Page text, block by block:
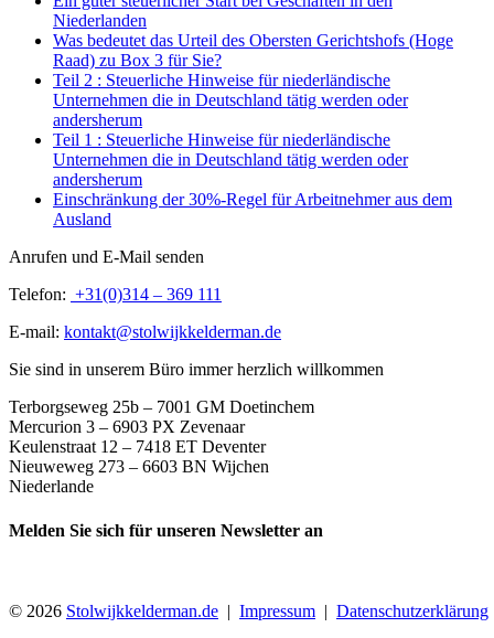
Niederlanden
Was bedeutet das Urteil des Obersten Gerichtshofs (Hoge
Raad) zu Box 3 für Sie?
Teil 2 : Steuerliche Hinweise für niederländische
Unternehmen die in Deutschland tätig werden oder
andersherum
Teil 1 : Steuerliche Hinweise für niederländische
Unternehmen die in Deutschland tätig werden oder
andersherum
Einschränkung der 30%-Regel für Arbeitnehmer aus dem
Ausland
Anrufen und E-Mail senden
Telefon: +31(0)314 – 369 111
E-mail: kontakt@stolwijkkelderman.de
Sie sind in unserem Büro immer herzlich willkommen
Terborgseweg 25b – 7001 GM Doetinchem
Mercurion 3 – 6903 PX Zevenaar
Keulenstraat 12 – 7418 ET Deventer
Nieuweweg 273 – 6603 BN Wijchen
Niederlande
Melden Sie sich für unseren Newsletter an
© 2026 Stolwijkkelderman.de | Impressum | Datenschutzerklärung